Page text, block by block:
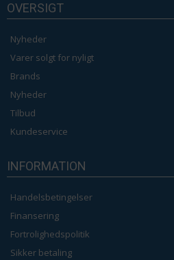
OVERSIGT
Nyheder
Varer solgt for nyligt
Brands
Nyheder
Tilbud
Kundeservice
INFORMATION
Handelsbetingelser
Finansering
Fortrolighedspolitik
Sikker betaling